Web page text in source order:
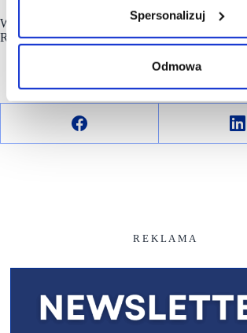
Spersonalizuj
Odmowa
Właścicielem i zarządcą Silesia City Center
jest
Rockcastle Sp. z o.o.
R E K L A M A